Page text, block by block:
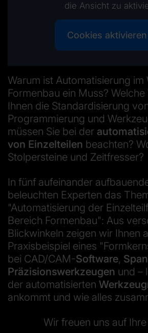
die Ansicht zu
Cookies aktivieren
Warum ist Automatisierung im
Formenbau ein Muss?
Ihnen die Standardisierung
Programmierung und
müssen Sie bei der
von Einzelteilen beachten?
Stolpersteine und Zeitfresser?
In fünf aufeinander
beleuchten Experten das
"Automatisierung der
Bereich Formenbau": Aus
Blickwinkeln zeigen wir Ihnen
Praxisbeispiel eines
bei CAD/CAM-Software,
Präzisionswerkzeugen und –
der automatisierten
ankommt und wie alles
Wir freuen uns auf